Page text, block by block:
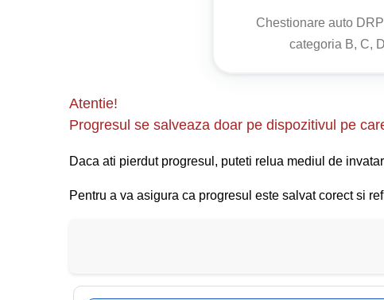
corespunzătoare direcției de mers voite cu cel puțin
Regulamentul de aplicare a OUG nr. 195/
Dacă în apropierea unei intersecții este instalat un
Chestionare auto
categoria B, C,
Atentie!
Progresul se salveaza doar pe dispozitivul pe
Daca ati pierdut progresul, puteti relua mediul de
Pentru a va asigura ca progresul este salvat corect si